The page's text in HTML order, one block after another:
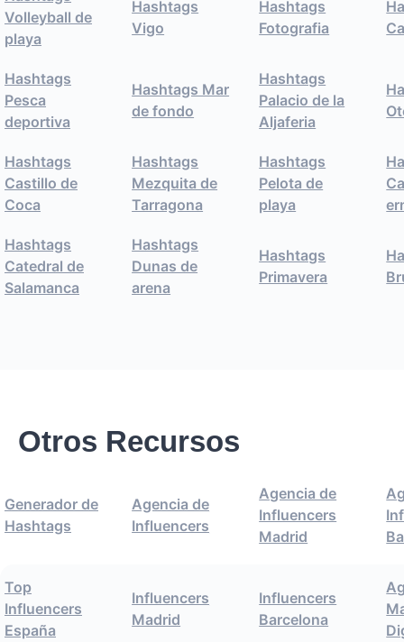
Hashtags
Volleyball de
playa
Hashtags
Vigo
Hashtags
Fotografia
Hashtags
Pesca
deportiva
Hashtags Mar
Hashtags
Palacio de la
Aljaferia
Hashtags
Castillo de
Hashtags
Mezquita de
Tarragona
Hashtags
Pelota de
playa
Hashtags
Catedral de
Hashtags
Dunas de
Hashtags
Otros Recursos
Generador de
Hashtags
Agencia de
Agencia de
Influencers
Top
Influencers
Influencers
Influencers